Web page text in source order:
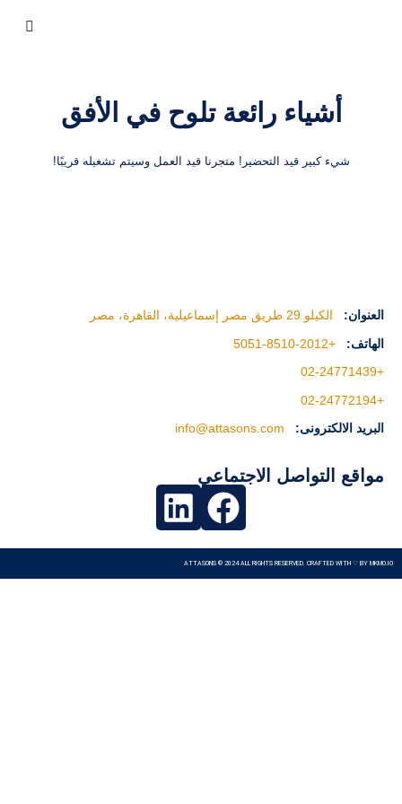
أشياء رائعة تلوح في الأفق
شيء كبير قيد التحضير! متجرنا قيد العمل وسيتم تشغيله قريبًا!
العنوان: الكيلو 29 طريق مصر إسماعيلية، القاهرة، مصر
الهاتف: +2012-8510-5051
+02-24771439
+02-24772194
البريد الالكترونى: info@attasons.com
مواقع التواصل الاجتماعي
ATTASONS © 2024 ALL RIGHTS RESERVED. CRAFTED WITH ♡ BY MKMO.IO